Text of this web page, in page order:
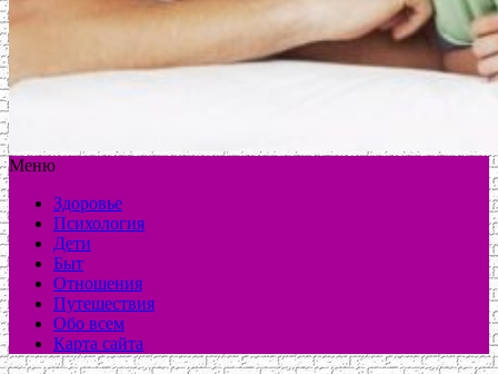
Меню
Здоровье
Психология
Дети
Быт
Отношения
Путешествия
Обо всем
Карта сайта